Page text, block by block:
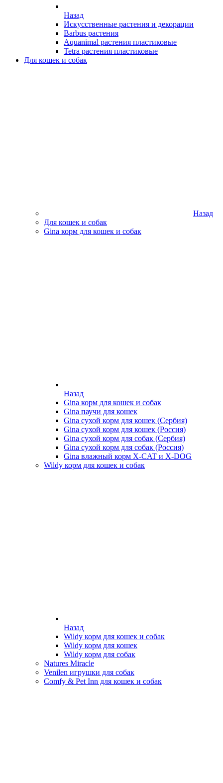
Назад
Искусственные растения и декорации
Barbus растения
Aquanimal растения пластиковые
Tetra растения пластиковые
Для кошек и собак
Назад
Для кошек и собак
Gina корм для кошек и собак
Назад
Gina корм для кошек и собак
Gina паучи для кошек
Gina сухой корм для кошек (Сербия)
Gina сухой корм для кошек (Россия)
Gina сухой корм для собак (Сербия)
Gina сухой корм для собак (Россия)
Gina влажный корм X-CAT и X-DOG
Wildy корм для кошек и собак
Назад
Wildy корм для кошек и собак
Wildy корм для кошек
Wildy корм для собак
Natures Miracle
Venilen игрушки для собак
Comfy & Pet Inn для кошек и собак